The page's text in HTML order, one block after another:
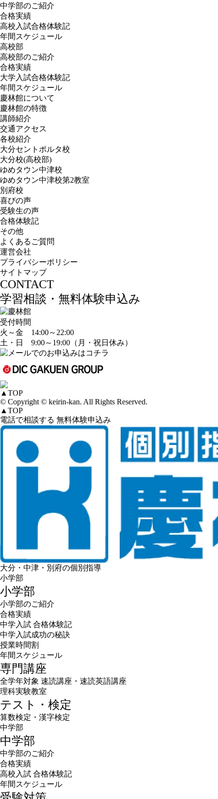
中学部のご紹介
合格実績
高校入試合格体験記
年間スケジュール
高校部
高校部のご紹介
合格実績
大学入試合格体験記
年間スケジュール
慶林館について
慶林館の特徴
講師紹介
交通アクセス
各校紹介
大分セントポルタ校
大分校(高校部)
ゆめタウン中津校
ゆめタウン中津校第2教室
別府校
喜びの声
受験生の声
合格体験記
その他
よくあるご質問
運営会社
プライバシーポリシー
サイトマップ
CONTACT
学習相談・無料体験申込み
受付時間
火～金 14:00～22:00
土・日 9:00～19:00（月・祝日休み）
▲ TOP
© Copyright © keirin-kan. All Rights Reserved.
▲ TOP
電話で相談する 無料体験申込み
大分・中津・別府の個別指導
小学部
小学部
小学部のご紹介
合格実績
中学入試 合格体験記
中学入試成功の秘訣
授業時間割
年間スケジュール
専門講座
全学年対象 速読講座・速読英語講座
理科実験教室
テスト・検定
算数検定・漢字検定
中学部
中学部
中学部のご紹介
合格実績
高校入試 合格体験記
年間スケジュール